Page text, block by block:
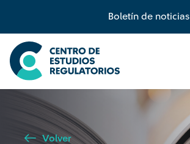
Boletín de noticias
Búsqueda
Seleccione país
Tipo de artículo
Volver